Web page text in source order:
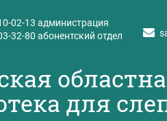
02-13 администрация
32-80 абонентский отдел
для